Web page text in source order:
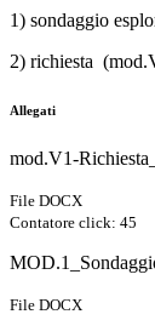
1) sondaggio
2) richiesta
Allegati
mod.V1-
File DOCX
Contatore click: 45
File DOCX